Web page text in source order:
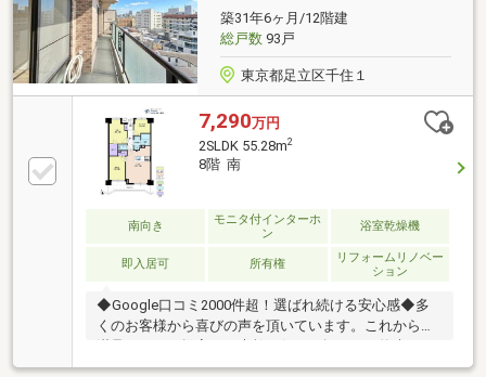
性、安全性、メンテナンス性に配慮した二重床・二重
天井
築31年6ヶ月/12階建
総戸数93戸
東京都足立区千住１
7,290万円
2SLDK 55.28m2
8階 南
南向き
モニタ付インターホ
ン
浴室乾燥機
即入居可 所有権
リフォームリノベー
ション
◆Google口コミ2000件超！選ばれ続ける安心感◆多
くのお客様から喜びの声を頂いています。これからも
す。◆購入はゴールではなく幸せな未来へのスタート